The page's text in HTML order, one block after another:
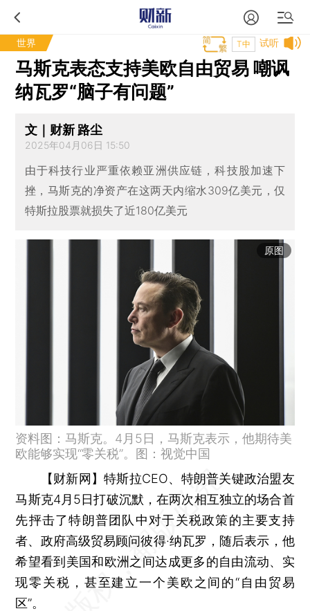
世界 试听
T中
马斯克表态支持美欧自由贸易 嘲讽
纳瓦罗“脑子有问题”
文｜财新 路尘
2025年04月06日 15:50
由于科技行业严重依赖亚洲供应链，科技股加速下
挫，马斯克的净资产在这两天内缩水309亿美元，仅
特斯拉股票就损失了近180亿美元
原图
资料图：马斯克。4月5日，马斯克表示，他期待美
欧能够实现“零关税”。图：视觉中国
【财新网】特斯拉CEO、特朗普关键政治盟友
马斯克4月5日打破沉默，在两次相互独立的场合首
先抨击了特朗普团队中对于关税政策的主要支持
者、政府高级贸易顾问彼得·纳瓦罗，随后表示，他
希望看到美国和欧洲之间达成更多的自由流动、实
现零关税，甚至建立一个美欧之间的“自由贸易
区”。